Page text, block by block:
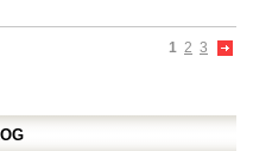
1 2 3